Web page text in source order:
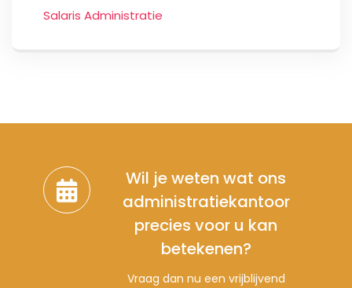
Salaris Administratie
Wil je weten wat ons
administratiekantoor
precies voor u kan
betekenen?
Vraag dan nu een vrijblijvend